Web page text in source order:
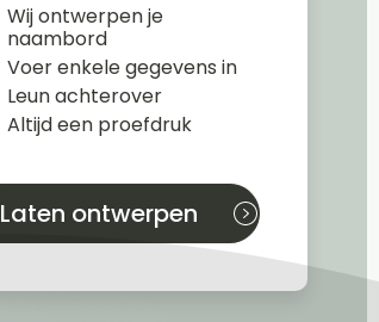
Wij ontwerpen je
naambord
Voer enkele gegevens in
Leun achterover
Altijd een proefdruk
Laten ontwerpen